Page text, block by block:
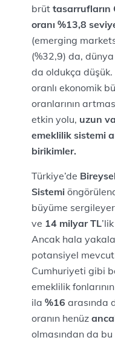
brüt tasarrufların
oranı %13,8
(emerging
(%32,9) da,
da oldukça
oranlı ekonomik
oranlarının
etkin yolu, uzun
emeklilik sistemi
birikimler.
Türkiye’de
Sistemi
büyüme
ve 14 milyar TL
Ancak hala
potansiyel
Cumhuriyeti gibi
emeklilik
ila %16 arasında
oranın henüz
olmasından da